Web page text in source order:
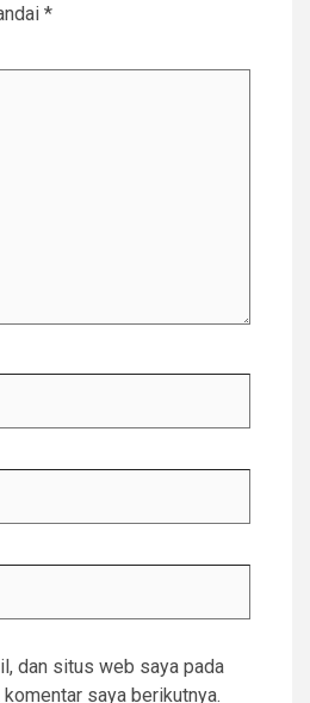
*
dan situs web saya pada
saya berikutnya.